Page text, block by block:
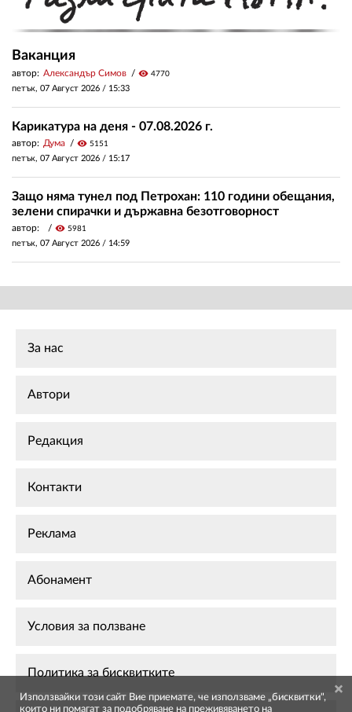
Ваканция
автор: Александър Симов visibility 4770
петък, 07 Август 2026 / 15:33
Карикатура на деня - 07.08.2026 г.
автор: Дума visibility 5151
петък, 07 Август 2026 / 15:17
Защо няма тунел под Петрохан: 110 години обещания,
зелени спирачки и държавна безотговорност
автор: visibility 5981
петък, 07 Август 2026 / 14:59
За нас
Автори
Редакция
Контакти
Реклама
Абонамент
Условия за ползване
Политика за бисквитките
Използвайки този сайт Вие приемате, че използваме „бисквитки",
които ни помагат за подобряване на преживяването на